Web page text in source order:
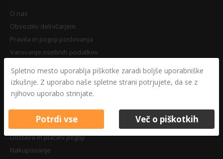
O nas
Obvestilo delničarjem
Pravila in pogoji poslovanja
Varovanje osebnih podatkov
Pravilnik o zasebnosti
Pravno obvestilo
NAKUPOVANJE
Dostava in plačilni pogoji
Nakupovanje
Spletno mesto uporablja piškotke zaradi boljše uporabniške
izkušnje. Z uporabo naše spletne strani potrjujete, da se z
njihovo uporabo strinjate.
Potrdi vse Več o piškotkih